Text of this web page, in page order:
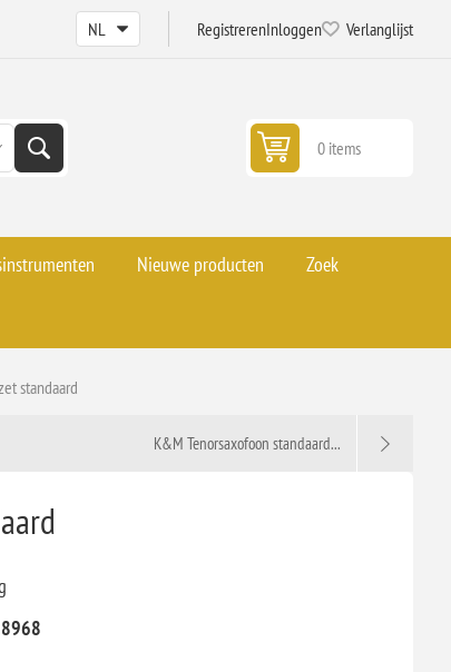
RegistrerenInloggen Verlanglijst
0 items
Nieuwe producten Zoek
standaard
K&M Tenorsaxofoon standaard...